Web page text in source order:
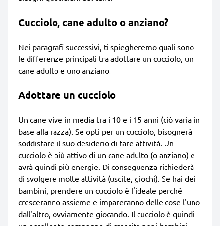
Cucciolo, cane adulto o anziano?
Nei paragrafi successivi, ti spiegheremo quali sono
le differenze principali tra adottare un cucciolo, un
cane adulto e uno anziano.
Adottare un cucciolo
Un cane vive in media tra i 10 e i 15 anni (ciò varia in
base alla razza). Se opti per un cucciolo, bisognerà
soddisfare il suo desiderio di fare attività. Un
cucciolo è più attivo di un cane adulto (o anziano) e
avrà quindi più energie. Di conseguenza richiederà
di svolgere molte attività (uscite, giochi). Se hai dei
bambini, prendere un cucciolo è l'ideale perché
cresceranno assieme e impareranno delle cose l'uno
dall'altro, ovviamente giocando. Il cucciolo è quindi